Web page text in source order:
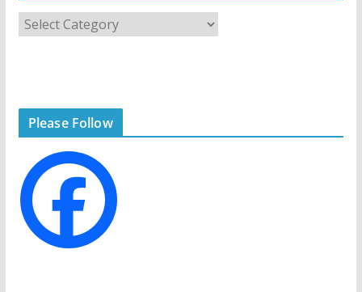
a
r
e
s
Please Follow